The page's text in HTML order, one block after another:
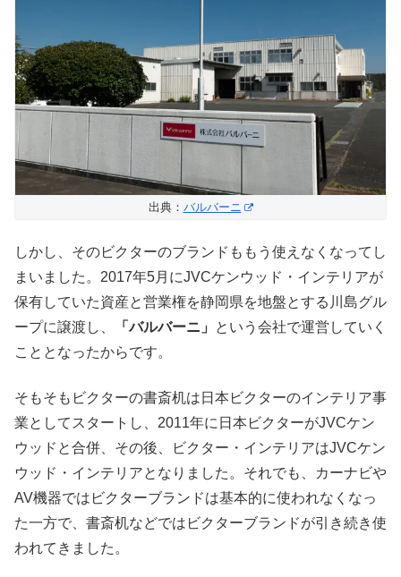
出典： バルバーニ
しかし、そのビクターのブランドももう使えなくなってし
まいました。2017年5月にJVCケンウッド・インテリアが
保有していた資産と営業権を静岡県を地盤とする川島グル
ープに譲渡し、
「バルバーニ」
という会社で運営していく
こととなったからです。
そもそもビクターの書斎机は日本ビクターのインテリア事
業としてスタートし、2011年に日本ビクターがJVCケン
ウッドと合併、その後、ビクター・インテリアはJVCケン
ウッド・インテリアとなりました。それでも、カーナビや
AV機器ではビクターブランドは基本的に使われなくなっ
た一方で、書斎机などではビクターブランドが引き続き使
われてきました。